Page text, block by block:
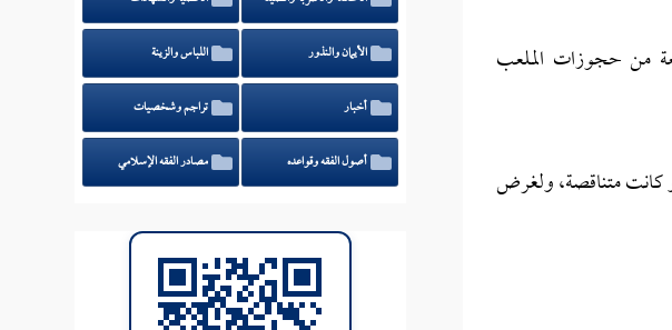
من حجوزات الملعب
سميت أجورًا إدارية أو كانت متناقصة، ولغرض
الأيمان والنذور اللباس والزينة
أخبار تراجم وشخصيات
أصول الفقه وقواعده مصادر الفقه الإسلامي